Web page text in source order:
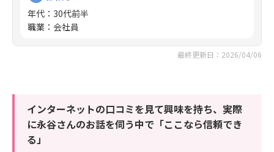
年代 ： 30代前半
職業 ： 会社員
最終更新日：2026/04/06
インターネットの口コミを見て興味を持ち、実際
に永谷さんのお話を伺う中で「ここなら信頼でき
る」